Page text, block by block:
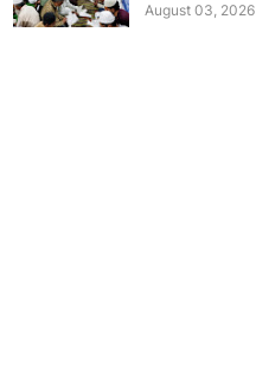
August 03, 2026